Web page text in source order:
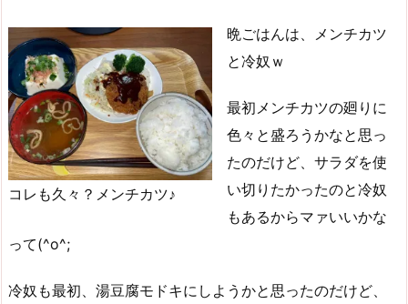
コレも久々？メンチカツ♪
晩ごはんは、メンチカツ
と冷奴ｗ
最初メンチカツの廻りに
色々と盛ろうかなと思っ
たのだけど、サラダを使
い切りたかったのと冷奴
もあるからマァいいかな
って(^o^;
冷奴も最初、湯豆腐モドキにしようかと思ったのだけど、